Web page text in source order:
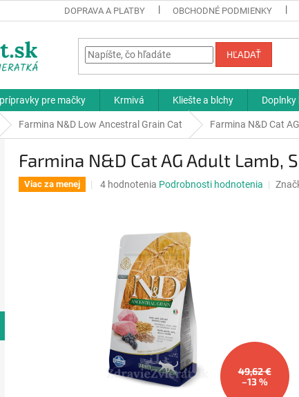
DOPRAVA A PLATBY OBCHODNÉ PODMIENKY
HĽADAŤ
pre mačky Krmivá Kliešte a blchy
Farmina N&D Low Ancestral Grain Cat Farmina N&D Cat
Farmina N&D Cat AG Adult Lamb,
Viac za menej
Priemerné
hviezdičiek.
4 hodnotenia Podrobnosti hodnotenia
49,62 €
–13 %